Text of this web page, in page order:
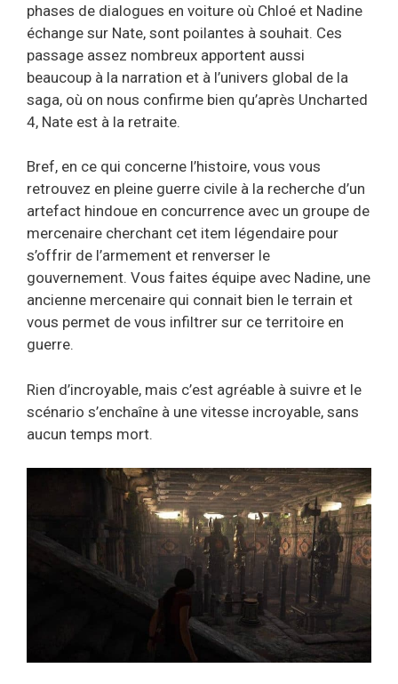
phases de dialogues en voiture où Chloé et Nadine
échange sur Nate, sont poilantes à souhait. Ces
passage assez nombreux apportent aussi
beaucoup à la narration et à l’univers global de la
saga, où on nous confirme bien qu’après Uncharted
4, Nate est à la retraite.
Bref, en ce qui concerne l’histoire, vous vous
retrouvez en pleine guerre civile à la recherche d’un
artefact hindoue en concurrence avec un groupe de
mercenaire cherchant cet item légendaire pour
s’offrir de l’armement et renverser le
gouvernement. Vous faites équipe avec Nadine, une
ancienne mercenaire qui connait bien le terrain et
vous permet de vous infiltrer sur ce territoire en
guerre.
Rien d’incroyable, mais c’est agréable à suivre et le
scénario s’enchaîne à une vitesse incroyable, sans
aucun temps mort.